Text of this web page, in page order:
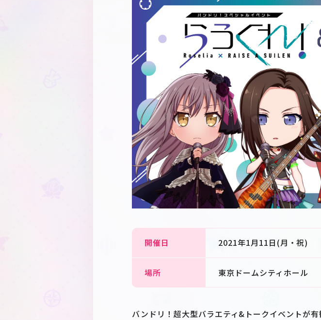
開催日 2021年1月11日(月・祝)
場所 東京ドームシティホール
バンドリ！超大型バラエティ&トークイベントが